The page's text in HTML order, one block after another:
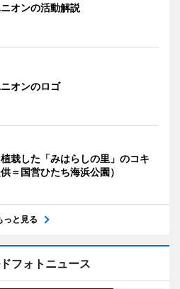
オンの活動解説
オンのロゴ
栽した「みはらしの里」のコキ
＝国営ひたち海浜公園）
っと見る
フォトニュース